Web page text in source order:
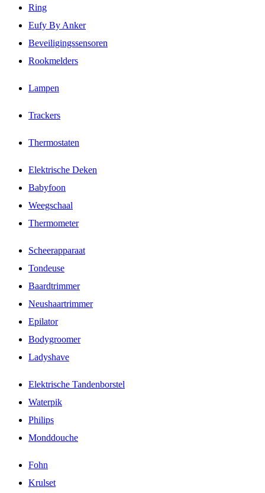
Ring
Eufy By Anker
Beveiligingssensoren
Rookmelders
Lampen
Trackers
Thermostaten
Elektrische Deken
Babyfoon
Weegschaal
Thermometer
Scheerapparaat
Tondeuse
Baardtrimmer
Neushaartrimmer
Epilator
Bodygroomer
Ladyshave
Elektrische Tandenborstel
Waterpik
Philips
Monddouche
Fohn
Krulset